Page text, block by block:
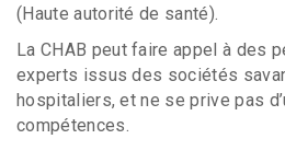
(Haute autorité de santé).
La CHAB peut faire appel à des
experts issus des sociétés
hospitaliers, et ne se prive pas
compétences.